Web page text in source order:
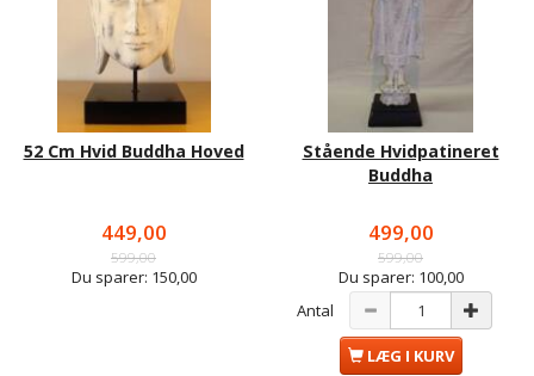
52 Cm Hvid Buddha Hoved
449,00
599,00
Du sparer: 150,00
Stående Hvidpatineret
Buddha
499,00
599,00
Du sparer: 100,00
Antal
LÆG I KURV